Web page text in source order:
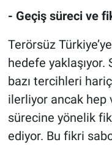
- Geçiş süreci ve
Terörsüz
hedefe
bazı tercihleri
ilerliyor ancak hep
sürecine yönelik
ediyor. Bu fikri